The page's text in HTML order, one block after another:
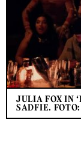
JULIA FOX IN
SADFIE.